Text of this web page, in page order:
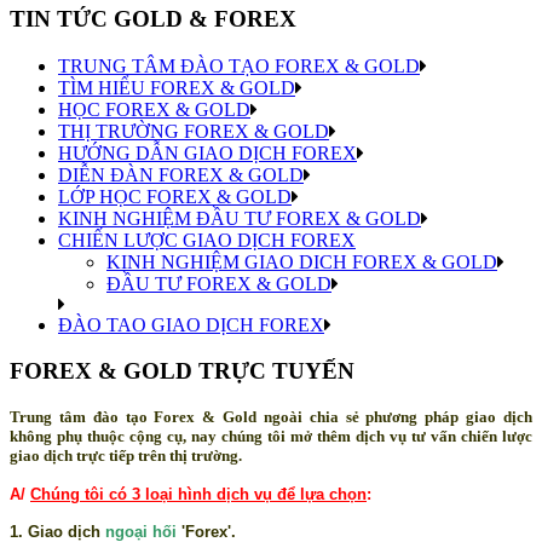
TIN TỨC GOLD & FOREX
TRUNG TÂM ĐÀO TẠO FOREX & GOLD
TÌM HIỂU FOREX & GOLD
HỌC FOREX & GOLD
THỊ TRƯỜNG FOREX & GOLD
HƯỚNG DẪN GIAO DỊCH FOREX
DIỄN ĐÀN FOREX & GOLD
LỚP HỌC FOREX & GOLD
KINH NGHIỆM ĐẦU TƯ FOREX & GOLD
CHIẾN LƯỢC GIAO DỊCH FOREX
KINH NGHIỆM GIAO DICH FOREX & GOLD
ĐẦU TƯ FOREX & GOLD
ĐÀO TAO GIAO DỊCH FOREX
FOREX & GOLD TRỰC TUYẾN
Trung tâm đào tạo Forex & Gold ngoài chia sẻ phương pháp giao dịch
không phụ thuộc cộng cụ, nay chúng tôi mở thêm dịch vụ tư vấn chiến lược
giao dịch trực tiếp trên thị trường.
A/ Chúng tôi có 3 loại hình dịch vụ để lựa chọn:
1. Giao dịch ngoại hối 'Forex'.